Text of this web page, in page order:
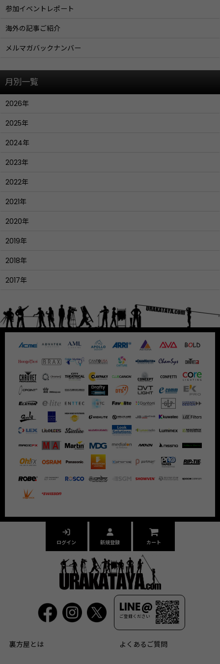
参加イベントレポート
海外の記事ご紹介
メルマガバックナンバー
月別一覧
2026年
2025年
2024年
2023年
2022年
2021年
2020年
2019年
2018年
2017年
LINE@
ご登録ください
ログイン 新規登録 カート
裏方屋とは よくあるご質問